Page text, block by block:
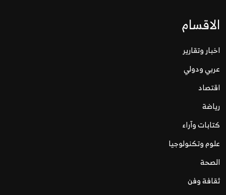
الاقسام
اخبار وتقارير
عربي ودولي
اقتصاد
رياضة
كتابات وآراء
علوم وتكنولوجيا
الصحة
ثقافة وفن